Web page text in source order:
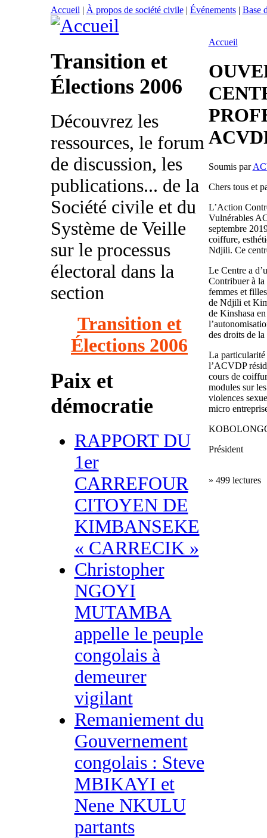
Accueil | À propos de société civile| Événements| Base
Transition et
Élections 2006
Découvrez les
ressources, le forum
de discussion, les
publications... de la
Société civile et du
Système de Veille
sur le processus
électoral dans la
section
Transition et
Élections 2006
Paix et
démocratie
RAPPORT DU
1er
CARREFOUR
CITOYEN DE
KIMBANSEKE
« CARRECIK »
Christopher
NGOYI
MUTAMBA
appelle le peuple
congolais à
demeurer
vigilant
Remaniement du
Gouvernement
congolais : Steve
MBIKAYI et
Nene NKULU
partants
Accueil
Soumis par
Chers tous et
L’Action
Vulnérables
septembre
coiffure,
Ndjili. Ce
Le Centre a
Contribuer à la
femmes et
de Ndjili et
de Kinshasa
des droits de la
La particularité
l’ACVDP
cours de
modules sur
violences
micro
Président
» 499 lectures